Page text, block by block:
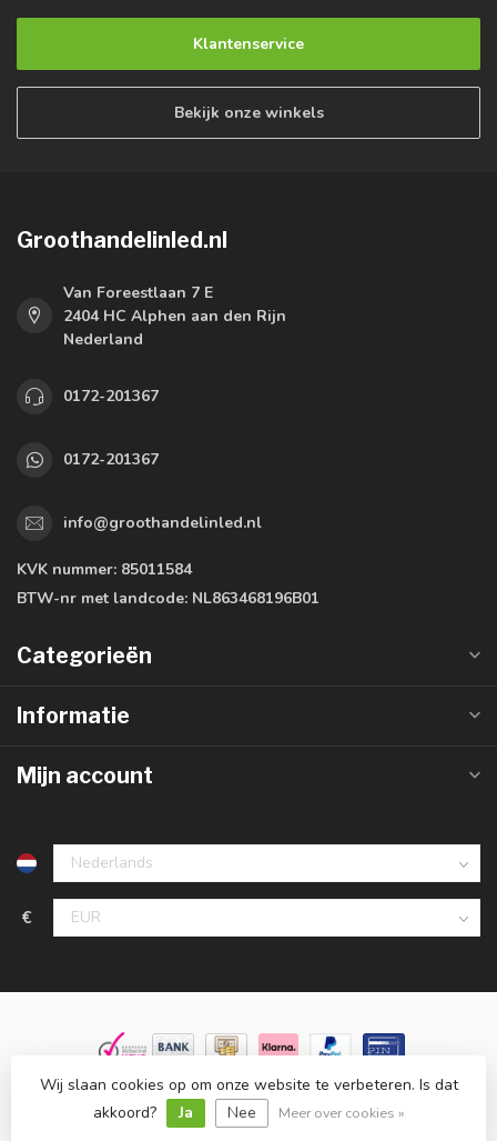
Klantenservice
Bekijk onze winkels
Groothandelinled.nl
Van Foreestlaan 7 E
2404 HC Alphen aan den Rijn
Nederland
0172-201367
0172-201367
info@groothandelinled.nl
KVK nummer: 85011584
BTW-nr met landcode: NL863468196B01
Categorieën
Informatie
Mijn account
€
© Copyright 2026 Groothandelinled.nl - Powered by
Lightspeed
Lightspeed designbyDyvelopment
Wij slaan cookies op om onze website te verbeteren. Is dat
akkoord?
Ja Nee Meer over cookies »